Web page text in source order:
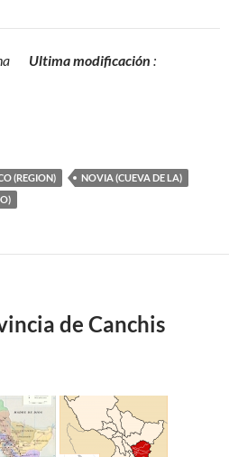
Ultima modificación :
(REGION)
NOVIA (CUEVA DE LA)
de Canchis